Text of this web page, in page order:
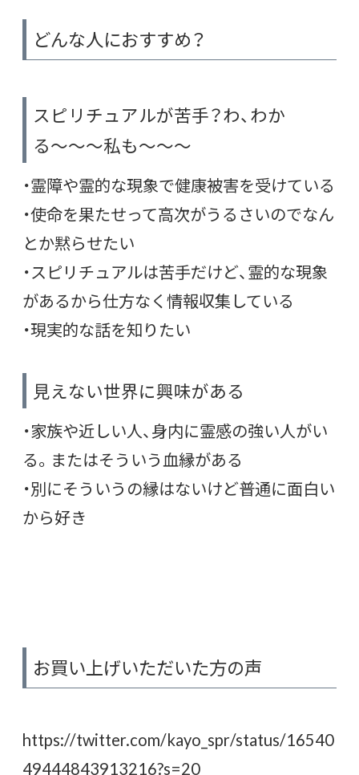
どんな人におすすめ？
スピリチュアルが苦手？わ、わか
る〜〜〜私も〜〜〜
・霊障や霊的な現象で健康被害を受けている
・使命を果たせって高次がうるさいのでなん
とか黙らせたい
・スピリチュアルは苦手だけど、霊的な現象
があるから仕方なく情報収集している
・現実的な話を知りたい
見えない世界に興味がある
・家族や近しい人、身内に霊感の強い人がい
る。またはそういう血縁がある
・別にそういうの縁はないけど普通に面白い
から好き
お買い上げいただいた方の声
https://twitter.com/kayo_spr/status/16540
49444843913216?s=20